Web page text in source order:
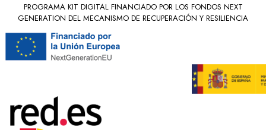
PROGRAMA KIT DIGITAL FINANCIADO POR LOS FONDOS NEXT
GENERATION DEL MECANISMO DE RECUPERACIÓN Y RESILIENCIA